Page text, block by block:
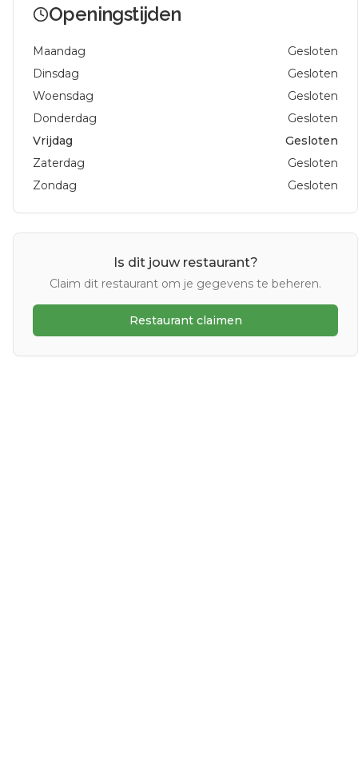
Openingstijden
Maandag
Gesloten
Dinsdag
Gesloten
Woensdag
Gesloten
Donderdag
Gesloten
Vrijdag
Gesloten
Zaterdag
Gesloten
Zondag
Gesloten
Is dit jouw restaurant?
Claim dit restaurant om je gegevens te beheren.
Restaurant claimen